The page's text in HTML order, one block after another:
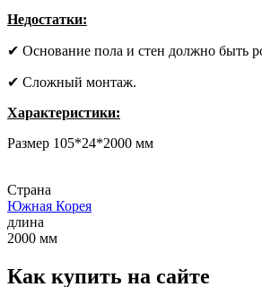
Недостатки:
✔ Основание пола и стен должно быть
✔ Сложный монтаж.
Характеристики:
Размер 105*24*2000 мм
Страна
Южная Корея
длина
2000 мм
Как купить на сайте